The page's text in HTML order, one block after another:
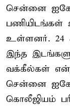
சென்னை
பணியிடங்கள்
உள்ளனர். 24
இந்த
வக்கீல்கள்
சென்னை
கொலீஜியம்